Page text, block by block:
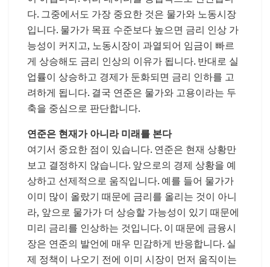
다. 그중에서도 가장 중요한 것은 물가와 노동시장
입니다. 물가가 목표 수준보다 높으면 금리 인상 가
능성이 커지고, 노동시장이 과열되어 임금이 빠르
게 상승해도 금리 인상의 이유가 됩니다. 반대로 실
업률이 상승하고 경제가 둔화되면 금리 인하를 고
려하게 됩니다. 결국 연준은 물가와 고용이라는 두
축을 중심으로 판단합니다.
연준은 현재가 아니라 미래를 본다
여기서 중요한 점이 있습니다. 연준은 현재 상황만
보고 결정하지 않습니다. 앞으로의 경제 상황을 예
상하고 선제적으로 움직입니다. 예를 들어 물가가
이미 많이 올랐기 때문에 금리를 올리는 것이 아니
라, 앞으로 물가가 더 상승할 가능성이 있기 때문에
미리 금리를 인상하는 것입니다. 이 때문에 금융시
장은 연준의 발언에 매우 민감하게 반응합니다. 실
제 정책이 나오기 전에 이미 시장이 먼저 움직이는